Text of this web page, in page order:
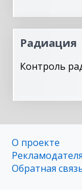
Радиация
Контроль
О проекте
Обратная